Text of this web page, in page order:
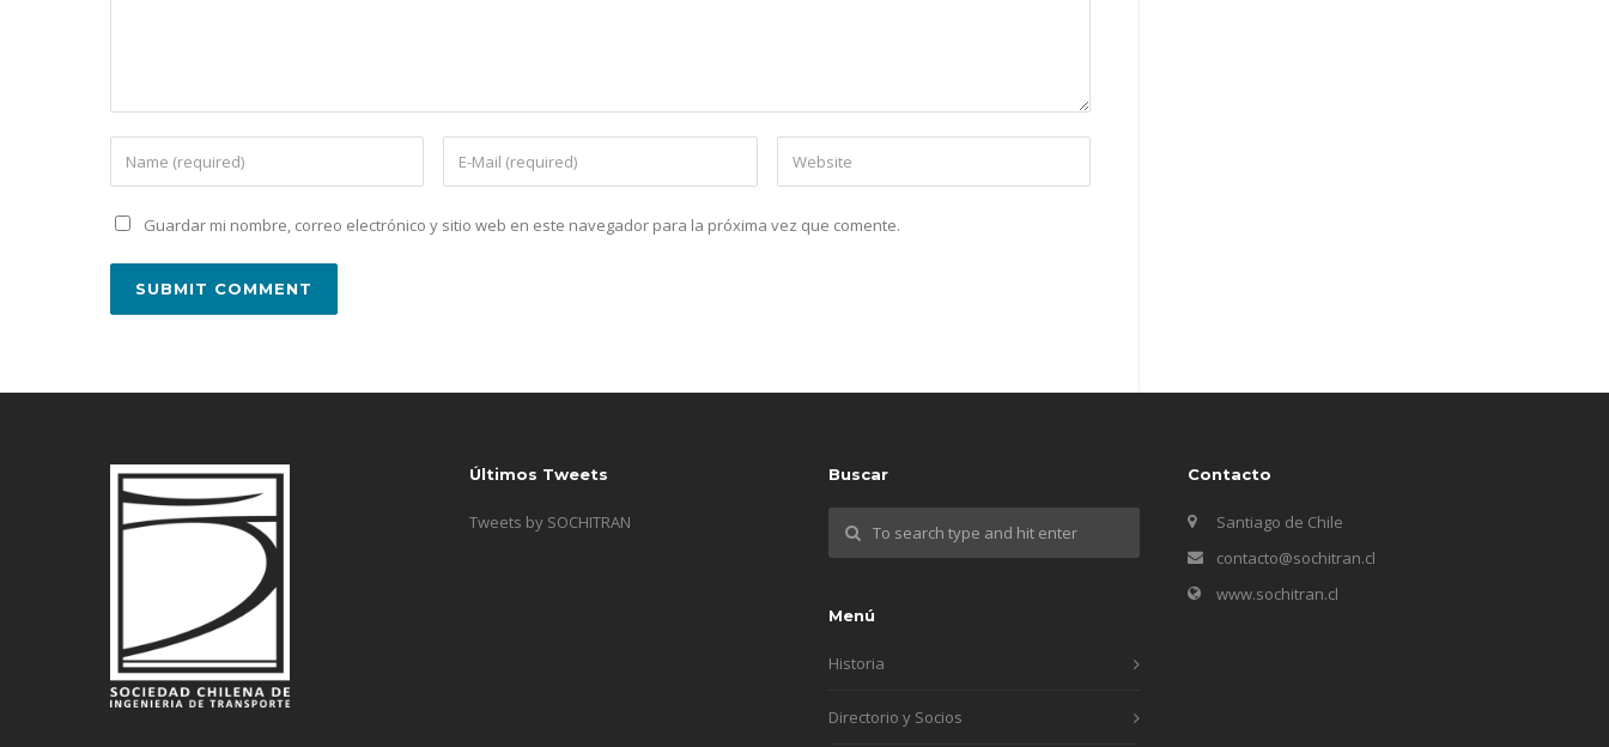
Guardar mi nombre, correo electrónico y sitio web en este navegador para la próxima vez que comente.
Últimos Tweets
Tweets by SOCHITRAN
Buscar
Menú
Historia
Directorio y Socios
Contacto
Santiago de Chile
contacto@sochitran.cl
www.sochitran.cl